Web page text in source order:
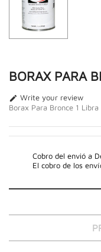
BORAX PARA
 Write your review
Borax Para Bronce 1 Libra
Cobro del envió a
El cobro de los